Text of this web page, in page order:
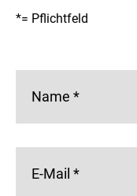
*= Pflichtfeld
Name *
E-Mail *